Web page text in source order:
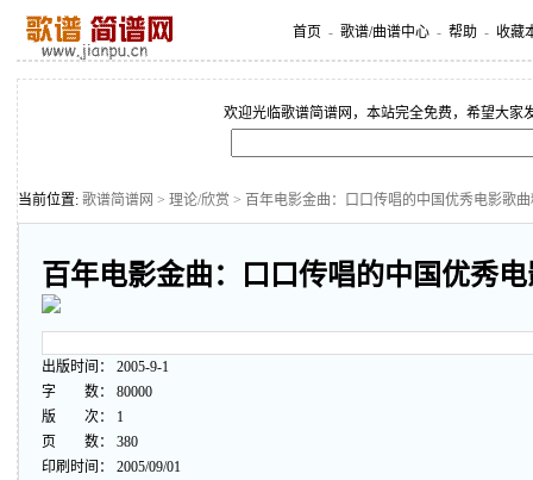
首页 - 歌谱/曲谱中心 - 帮助 - 收藏
欢迎光临歌谱简谱网，本站完全免费，希望大家
当前位置: 歌谱简谱网 > 理论/欣赏 > 百年电影金曲：口口传唱的中国优秀电影歌
百年电影金曲：口口传唱的中国优秀
出版时间： 2005-9-1
字 数： 80000
版 次： 1
页 数： 380
印刷时间： 2005/09/01